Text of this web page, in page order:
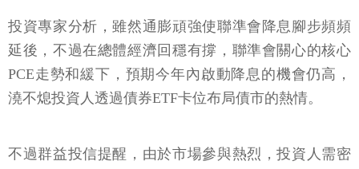
投資專家分析，雖然通膨頑強使聯準會降息腳步頻頻
延後，不過在總體經濟回穩有撐，聯準會關心的核心
PCE走勢和緩下，預期今年內啟動降息的機會仍高，
澆不熄投資人透過債券ETF卡位布局債市的熱情。
不過群益投信提醒，由於市場參與熱烈，投資人需密